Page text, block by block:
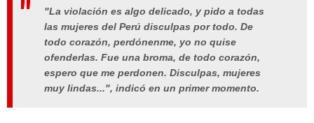
"La violación es algo delicado, y pido a todas
las mujeres del Perú disculpas por todo. De
todo corazón, perdónenme, yo no quise
ofenderlas. Fue una broma, de todo corazón,
espero que me perdonen. Disculpas, mujeres
muy lindas...", indicó en un primer momento.